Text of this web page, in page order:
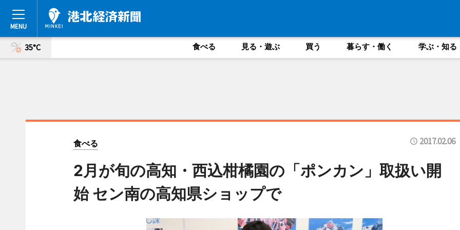
35°C 食べる 見る・遊ぶ 買う 暮らす・働く 学ぶ・知る
食べる 2017.02.06
2月が旬の高知・西込柑橘園の「ポンカン」取扱い開
始 セン南の高知県ショップで